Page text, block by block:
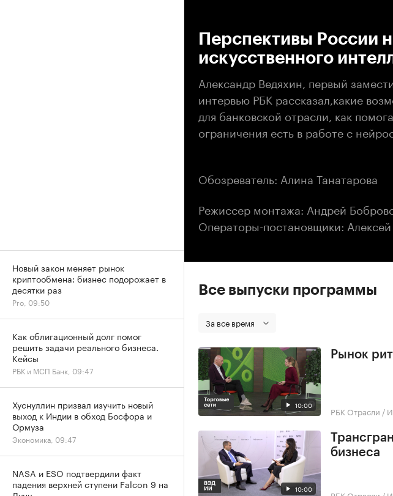
Перспективы России
искусственного
Александр Ведяхин, первый
интервью РБК рассказал,какие
для банковской отрасли, как
ограничения есть в работе с
Обозреватель: Алина Танатарова
Режиссер монтажа: Андрей
Операторы-постановщики:
Все выпуски программы
За все время
10:00
Рынок
РБК Отрасли /
10:00
бизнеса
Новый закон меняет рынок
криптообмена: бизнес подорожает в
десятки раз
Pro, 09:50
Как облигационный долг помог
решить задачи реального бизнеса.
Кейсы
РБК и МСП Банк, 09:47
Хуснуллин призвал изучить новый
выход к Индии в обход Босфора и
Ормуза
Экономика, 09:47
NASA и ESO подтвердили факт
падения верхней ступени Falcon 9 на